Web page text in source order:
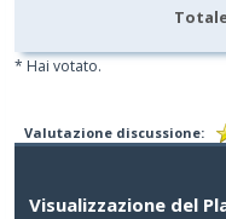
* Hai votato.
Valutazione discussione:
Visualizzazione del